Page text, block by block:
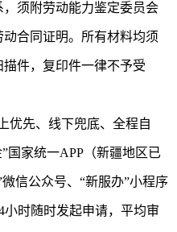
须附劳动能力鉴定委员会
合同证明。所有材料均须
件，复印件一律不予受
优先、线下兜底、全程自
国家统一APP（新疆地区已
微信公众号、“新服办”小程序
时随时发起申请，平均审